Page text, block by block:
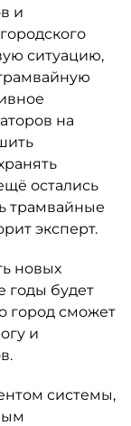
и
ситуацию,
на
остались
трамвайные
эксперт.
новых
годы будет
город сможет
и
системы,